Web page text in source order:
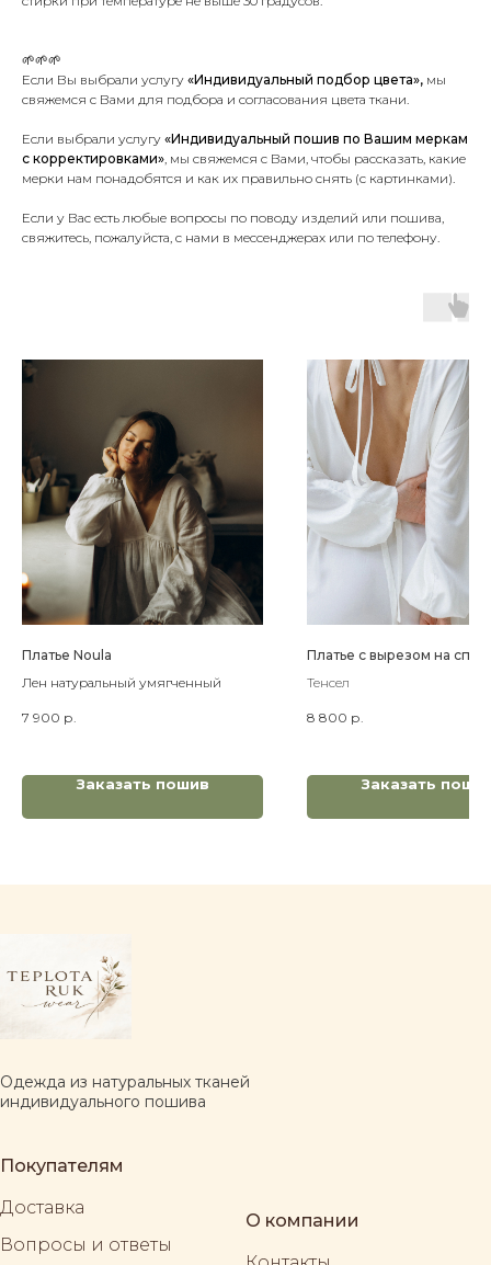
🌱🌱🌱
Если Вы выбрали услугу «Индивидуальный подбор цвета», мы
свяжемся с Вами для подбора и согласования цвета ткани.
Если выбрали услугу «Индивидуальный пошив по Вашим меркам
с корректировками», мы свяжемся с Вами, чтобы рассказать, какие
мерки нам понадобятся и как их правильно снять (с картинками).
Если у Вас есть любые вопросы по поводу изделий или пошива,
свяжитесь, пожалуйста, с нами в мессенджерах или по телефону.
Платье Noula
Лен натуральный умягченный
7 900 р.
Заказать пошив
Платье с вырезом на
Тенсел
8 800 р.
Заказать
Одежда из натуральных тканей
индивидуального пошива
Покупателям
Доставка
Вопросы и ответы
О компании